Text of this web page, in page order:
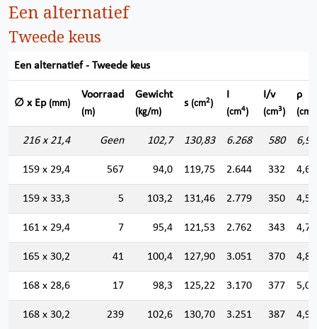
Een alternatief
Tweede keus
Een alternatief - Tweede keus
∅ x Ep (mm)
Voorraad
(m)
Gewicht
(kg/m)
s (cm2)
I
(cm4)
I/v
(cm3)
ρ
(cm)
216 x 21,4 Geen 102,7 130,83 6.268 580
159 x 29,4 567 94,0 119,75 2.644 332
159 x 33,3 5 103,2 131,46 2.779 350
161 x 29,4 7 95,4 121,53 2.762 343
165 x 30,2 41 100,4 127,90 3.051 370
168 x 28,6 17 98,3 125,22 3.170 377
168 x 30,2 239 102,6 130,70 3.251 387